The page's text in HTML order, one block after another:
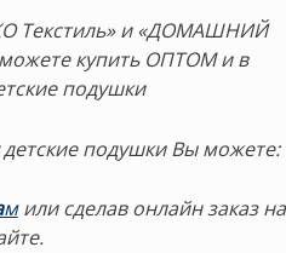
Текстиль» и «ДОМАШНИЙ
купить ОПТОМ и в
подушки
подушки Вы можете:
мили сделав онлайн заказ на